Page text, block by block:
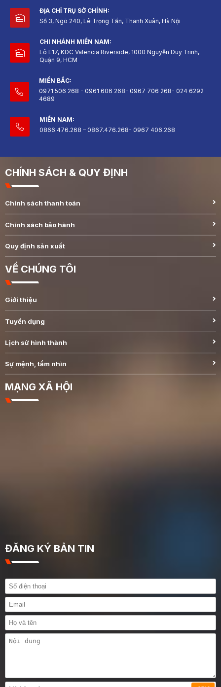
ĐỊA CHỈ TRỤ SỞ CHÍNH:
Số 3, Ngõ 240, Lê Trọng Tấn, Thanh Xuân, Hà Nội
CHI NHÁNH MIỀN NAM:
Lô E17, KDC Valencia Riverside, 1000 Nguyễn Duy Trinh,
Quận 9, HCM
MIỀN BẮC:
0971 506 268 - 0961 606 268- 0967 706 268- 024 6292
4689
MIỀN NAM:
0866.476.268 – 0867.476.268- 0967 406.268
CHÍNH SÁCH & QUY ĐỊNH
Chính sách thanh toán
Chính sách bảo hành
Quy định sản xuất
VỀ CHÚNG TÔI
Giới thiệu
Tuyển dụng
Lịch sử hình thành
Sự mệnh, tầm nhìn
MẠNG XÃ HỘI
ĐĂNG KÝ BẢN TIN